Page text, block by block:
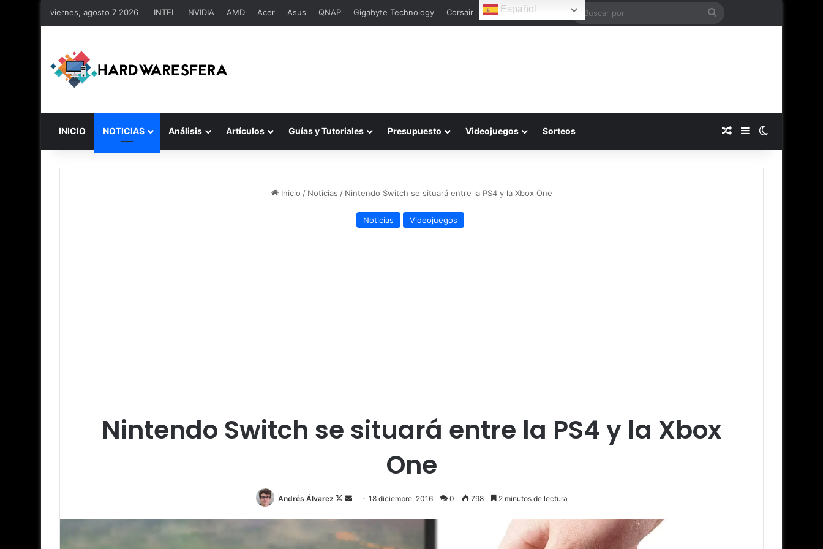
viernes, agosto 7 2026 INTEL NVIDIA AMD Acer Asus QNAP Gigabyte Technology Corsair Español
Buscar
INICIO NOTICIAS Análisis Artículos Guías y Tutoriales Presupuesto Videojuegos Sorteos Publicación al azar
Barra lateral
Inicio / Noticias / Nintendo Switch se situará entre la PS4 y la Xbox One
Noticias Videojuegos
Nintendo Switch se situará entre la PS4 y la Xbox
One
Andrés Álvarez
F
l
S
d
18 diciembre, 2016 0 798 2 minutos de lectura